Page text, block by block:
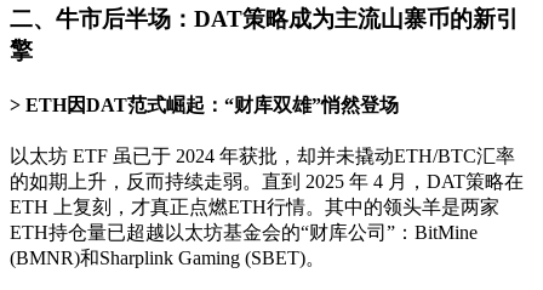
二、牛市后半场：DAT策略成为主流山寨币的新引
擎
ETH因DAT范式崛起：“财库双雄”悄然登场
以太坊 ETF 虽已于 2024 年获批，却并未撬动ETH/BTC汇率
的如期上升，反而持续走弱。直到 2025 年 4 月，DAT策略在
ETH 上复刻，才真正点燃ETH行情。其中的领头羊是两家
ETH持仓量已超越以太坊基金会的“财库公司”：BitMine
(BMNR)和Sharplink Gaming (SBET)。